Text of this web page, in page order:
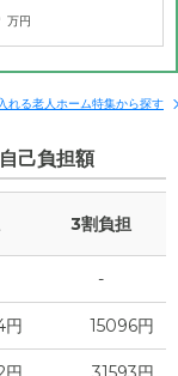
万円
れる老人ホーム特集から探す
己負担額
3割負担
-
円 15096円